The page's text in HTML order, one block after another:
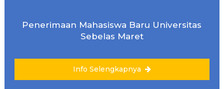
Penerimaan Mahasiswa Baru Universitas
Sebelas Maret
Info Selengkapnya